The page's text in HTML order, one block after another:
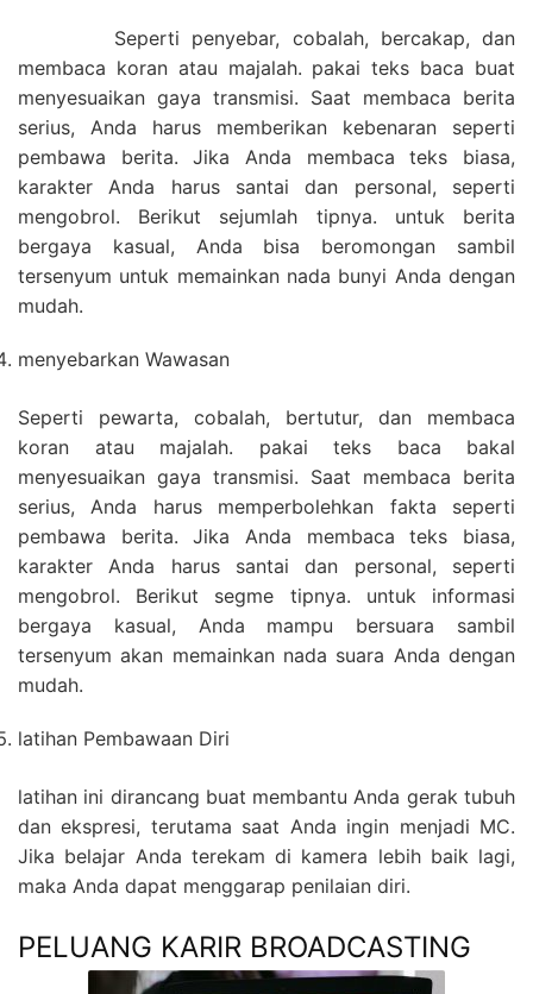
Seperti penyebar, cobalah, bercakap, dan
membaca koran atau majalah. pakai teks baca buat
menyesuaikan gaya transmisi. Saat membaca berita
serius, Anda harus memberikan kebenaran seperti
pembawa berita. Jika Anda membaca teks biasa,
karakter Anda harus santai dan personal, seperti
mengobrol. Berikut sejumlah tipnya. untuk berita
bergaya kasual, Anda bisa beromongan sambil
tersenyum untuk memainkan nada bunyi Anda dengan
mudah.
menyebarkan Wawasan
Seperti pewarta, cobalah, bertutur, dan membaca
koran atau majalah. pakai teks baca bakal
menyesuaikan gaya transmisi. Saat membaca berita
serius, Anda harus memperbolehkan fakta seperti
pembawa berita. Jika Anda membaca teks biasa,
karakter Anda harus santai dan personal, seperti
mengobrol. Berikut segme tipnya. untuk informasi
bergaya kasual, Anda mampu bersuara sambil
tersenyum akan memainkan nada suara Anda dengan
mudah.
latihan Pembawaan Diri
latihan ini dirancang buat membantu Anda gerak tubuh
dan ekspresi, terutama saat Anda ingin menjadi MC.
Jika belajar Anda terekam di kamera lebih baik lagi,
maka Anda dapat menggarap penilaian diri.
PELUANG KARIR BROADCASTING